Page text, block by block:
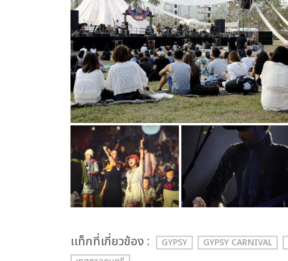
เเท็กที่เกี่ยวข้อง : GYPSY GYPSY CARNIVAL